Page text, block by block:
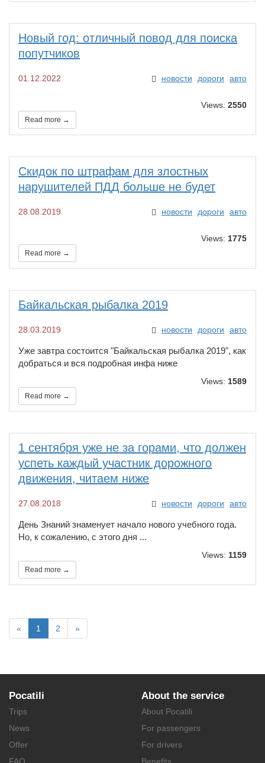
Новый год: отличный повод для поиска
попутчиков
новости дороги авто
01.12.2022
Views: 2550
Read more →
Скидок по штрафам для злостных
нарушителей ПДД больше не будет​
новости дороги авто
28.08.2019
Views: 1775
Read more →
Байкальская рыбалка 2019​​
новости дороги авто
28.03.2019
Уже завтра состоится "Байкальская рыбалка 2019", как
добраться и вся подробная инфа ниже
Views: 1589
Read more →
1 сентября уже не за горами, что должен
успеть каждый участник дорожного
движения, читаем ниже
новости дороги авто
27.08.2018
День Знаний знаменует начало нового учебного года.
Но, к сожалению, с этого дня ...
Views: 1159
Read more →
« 1 2 »
Pocatili
Trips
News
Offer
About the service
About Pocatili
For passengers
For drivers